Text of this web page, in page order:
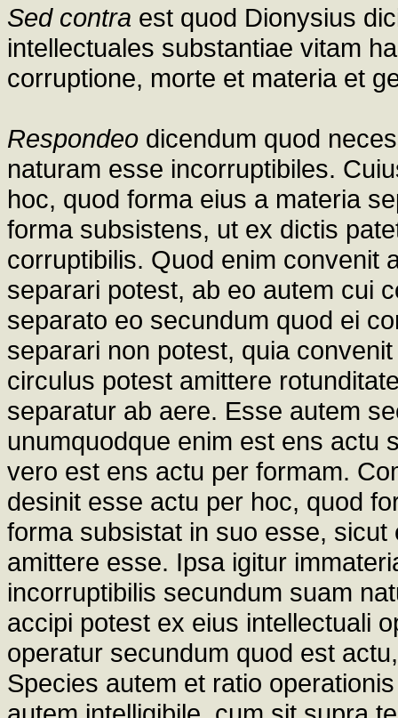
Sed contra est quod Dionysius
intellectuales substantiae vitam
corruptione, morte et materia et
Respondeo dicendum quod
naturam esse incorruptibiles.
hoc, quod forma eius a materia
forma subsistens, ut ex dictis
corruptibilis. Quod enim convenit
separari potest, ab eo autem cui
separato eo secundum quod ei
separari non potest, quia
circulus potest amittere
separatur ab aere. Esse autem
unumquodque enim est ens actu
vero est ens actu per formam.
desinit esse actu per hoc, quod
forma subsistat in suo esse,
amittere esse. Ipsa igitur
incorruptibilis secundum suam
accipi potest ex eius intellectuali
operatur secundum quod est
Species autem et ratio